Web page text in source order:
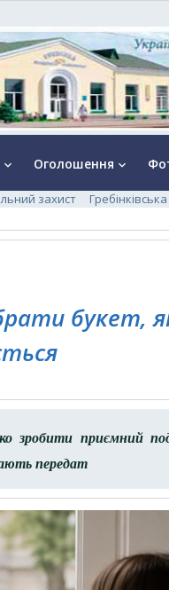
keyboard_arrow_down Оголошення keyboard_arrow_down
захист
букет,
зробити приємний
передат